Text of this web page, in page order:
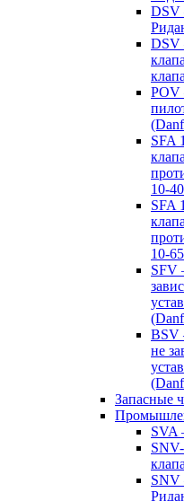
DSV
DSV
POV
SFA
10-
SFA
10-
SFV
BSV
не
Запасные
SVA
SNV